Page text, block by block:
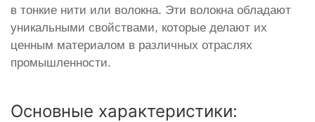
в тонкие нити или волокна. Эти волокна обладают
уникальными свойствами, которые делают их
ценным материалом в различных отраслях
промышленности.
Основные характеристики: